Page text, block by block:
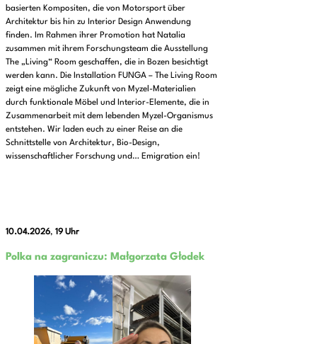
basierten Kompositen, die von Motorsport über
Architektur bis hin zu Interior Design Anwendung
finden. Im Rahmen ihrer Promotion hat Natalia
zusammen mit ihrem Forschungsteam die Ausstellung
The „Living“ Room geschaffen, die in Bozen besichtigt
werden kann. Die Installation FUNGA – The Living Room
zeigt eine mögliche Zukunft von Myzel-Materialien
durch funktionale Möbel und Interior-Elemente, die in
Zusammenarbeit mit dem lebenden Myzel-Organismus
entstehen. Wir laden euch zu einer Reise an die
Schnittstelle von Architektur, Bio-Design,
wissenschaftlicher Forschung und… Emigration ein!
10.04.2026, 19 Uhr
Polka na zagraniczu: Małgorzata Głodek